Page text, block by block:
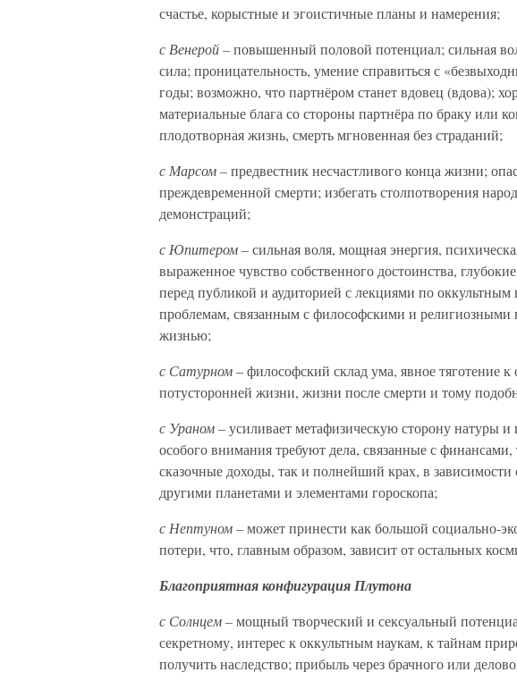
счастье, корыстные и эгоистичные планы и намерения;
с Венерой –повышенный половой потенциал; сильная
сила; проницательность, умение справиться с
годы; возможно, что партнёром станет вдовец (вдова);
материальные блага со стороны партнёра по браку или
плодотворная жизнь, смерть мгновенная без страданий;
с Марсом –предвестник несчастливого конца жизни;
преждевременной смерти; избегать столпотворения
демонстраций;
с Юпитером –сильная воля, мощная энергия,
выраженное чувство собственного достоинства,
перед публикой и аудиторией с лекциями по
проблемам, связанным с философскими и религиозными
жизнью;
с Сатурном –философский склад ума, явное тяготение
потусторонней жизни, жизни после смерти и тому
с Ураном –усиливает метафизическую сторону натуры и
особого внимания требуют дела, связанные с
сказочные доходы, так и полнейший крах, в
другими планетами и элементами гороскопа;
с Нептуном –может принести как большой социально-
потери, что, главным образом, зависит от остальных
Благоприятная конфигурация Плутона
с Солнцем –мощный творческий и сексуальный
секретному, интерес к оккультным наукам, к тайнам
получить наследство; прибыль через брачного или